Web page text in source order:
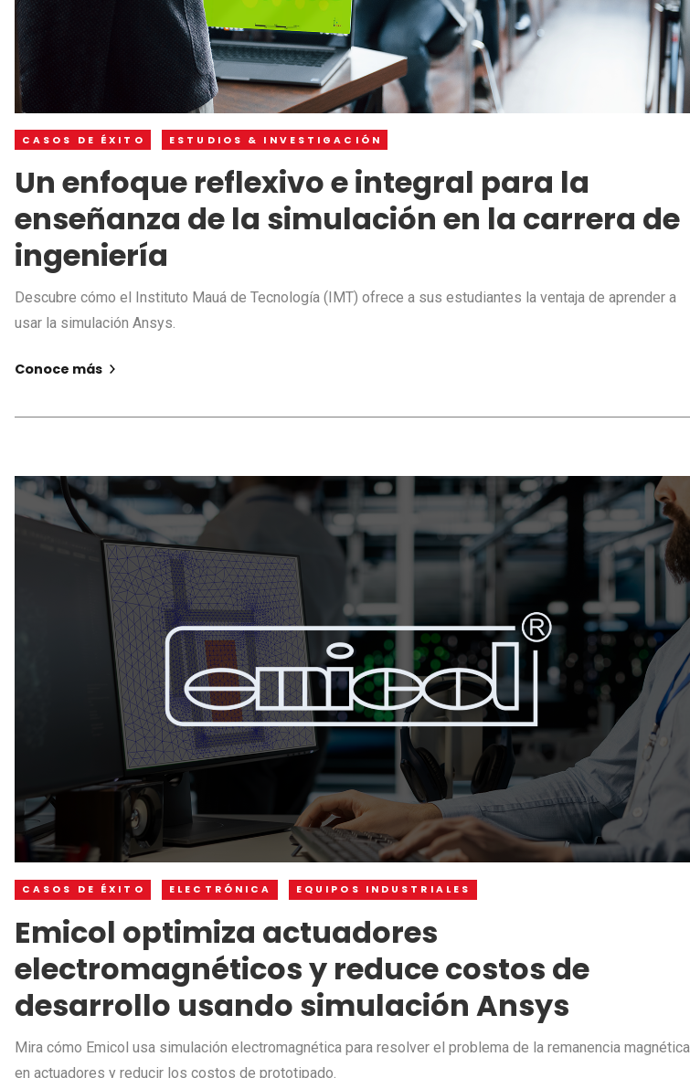
CASOS DE ÉXITO ESTUDIOS & INVESTIGACIÓN
Un enfoque reflexivo e integral para la
enseñanza de la simulación en la carrera de
ingeniería
Descubre cómo el Instituto Mauá de Tecnología (IMT) ofrece a sus estudiantes la ventaja de aprender a
usar la simulación Ansys.
Conoce más
CASOS DE ÉXITO ELECTRÓNICA EQUIPOS INDUSTRIALES
Emicol optimiza actuadores
electromagnéticos y reduce costos de
desarrollo usando simulación Ansys
Mira cómo Emicol usa simulación electromagnética para resolver el problema de la remanencia magnética
en actuadores y reducir los costos de prototipado.